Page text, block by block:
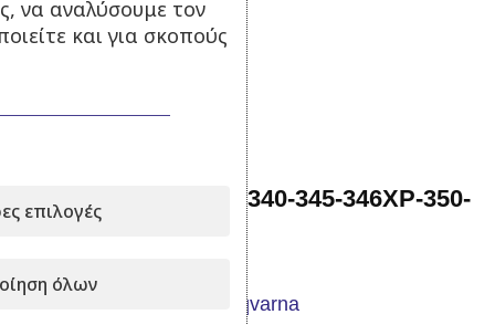
25,00€ με Φ.Π.Α.
Χειρόμιζα Husqvarna 340-345-346XP-350-
351-353 Aftermarket
να αναλύσουμε τον
και για σκοπούς
επιλογές
όλων